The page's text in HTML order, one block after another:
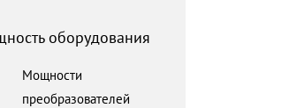
оборудования
Мощности
преобразователей